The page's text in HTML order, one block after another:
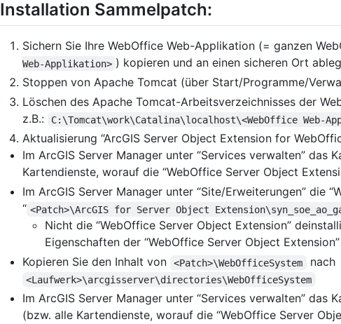
Installation Sammelpatch:
Sichern Sie Ihre WebOffice Web-Applikation (= ganzen
Web-Applikation> ) kopieren und an einen sicheren Ort
Stoppen von Apache Tomcat (über Start/Programme/
Löschen des Apache Tomcat-Arbeitsverzeichnisses der
z.B.:
C:\Tomcat\work\Catalina\localhost\<WebOffice Web-
Aktualisierung “ArcGIS Server Object Extension for
Im ArcGIS Server Manager unter “Services verwalten” das
Kartendienste, worauf die “WebOffice Server Object
Im ArcGIS Server Manager unter “Site/Erweiterungen” die
“ <Patch>\ArcGIS for Server Object
Nicht die “WebOffice Server Object Extension”
Eigenschaften der “WebOffice Server Object
Kopieren Sie den Inhalt von
<Patch>\WebOfficeSystem nach
<Laufwerk>\arcgisserver\directories\WebOfficeSystem
Im ArcGIS Server Manager unter “Services verwalten” das
(bzw. alle Kartendienste, worauf die “WebOffice Server